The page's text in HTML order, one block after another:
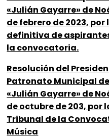
«Julián Gayarre» de
de febrero de 2023,
definitiva de
la convocatoria.
Resolución del
Patronato Municipal
«Julián Gayarre» de
de octubre de 203, por
Tribunal de la
Música